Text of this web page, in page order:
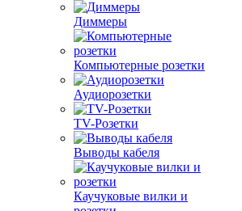
Диммеры
Компьютерные розетки
Аудиорозетки
TV-Розетки
Выводы кабеля
Каучуковые вилки и